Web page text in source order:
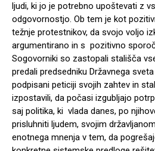
ljudi, ki jo je potrebno upoštevati z
odgovornostjo. Ob tem je kot
težnje protestnikov, da svojo voljo
argumentirano in s pozitivno
Sogovorniki so zastopali stališča
predali predsedniku Državnega
podpisani peticiji svojih zahtev in
izpostavili, da počasi izgubljajo
saj politika, ki vlada danes, po
prisluhniti ljudem, svojim
enotnega mnenja v tem, da